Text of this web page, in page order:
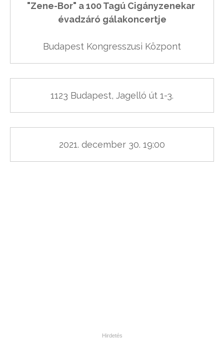
"Zene-Bor" a 100 Tagú Cigányzenekar
évadzáró gálakoncertje
Budapest Kongresszusi Központ
1123 Budapest, Jagelló út 1-3.
2021. december 30. 19:00